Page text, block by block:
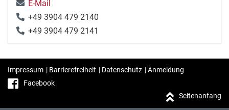
E-Mail
+49 3904 479 2140
+49 3904 479 2141
Impressum | Barrierefreiheit | Datenschutz |Anmeldung
Facebook
Seitenanfang